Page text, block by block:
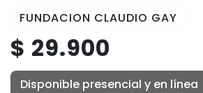
FUNDACION CLAUDIO GAY
$ 29.900
Disponible presencial y en línea